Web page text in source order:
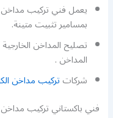
يعمل فني تركيب
بمسامير تثبيت متينة.
تصليح المداخن
المداخن .
شركاتتركيب مداخن
فني باكستاني تركيب مداخن